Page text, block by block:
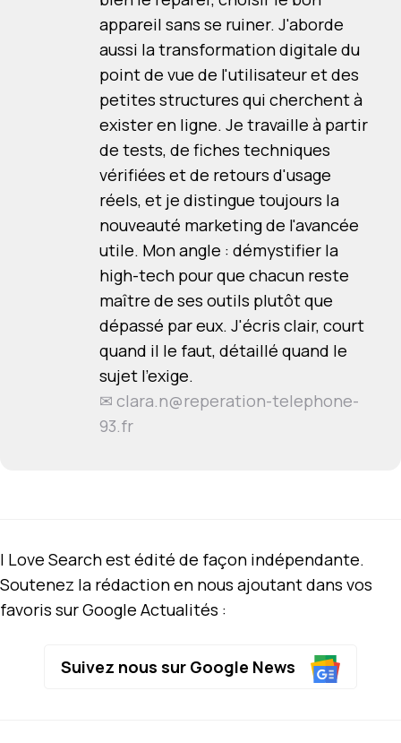
appareil sans se ruiner. J'aborde
aussi la transformation digitale du
point de vue de l'utilisateur et des
petites structures qui cherchent à
exister en ligne. Je travaille à partir
de tests, de fiches techniques
vérifiées et de retours d'usage
réels, et je distingue toujours la
nouveauté marketing de l'avancée
utile. Mon angle : démystifier la
high-tech pour que chacun reste
maître de ses outils plutôt que
dépassé par eux. J'écris clair, court
quand il le faut, détaillé quand le
sujet l'exige.
✉ clara.n@reperation-telephone-
93.fr
I Love Search est édité de façon indépendante.
Soutenez la rédaction en nous ajoutant dans vos
favoris sur Google Actualités :
Suivez nous sur Google News